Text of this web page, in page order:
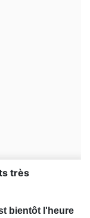
très
bientôt l'heure